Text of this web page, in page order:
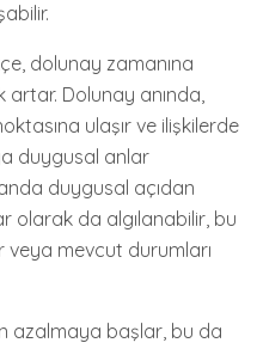
dolunay zamanına
artar. Dolunay anında,
ulaşır ve ilişkilerde
duygusal anlar
duygusal açıdan
olarak da algılanabilir, bu
veya mevcut durumları
azalmaya başlar, bu da